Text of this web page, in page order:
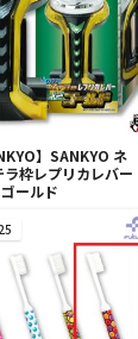
】SANKYO ネ
ラ枠レプリカレバー
ールド